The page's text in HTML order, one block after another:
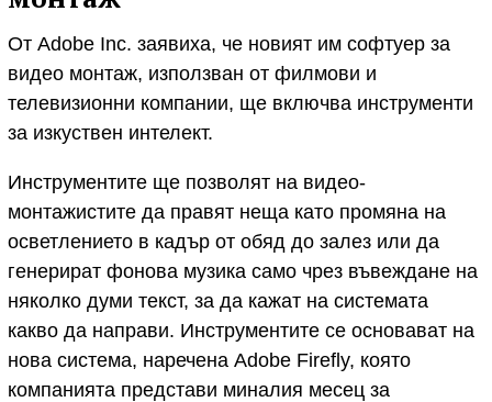
От Adobe Inc. заявиха, че новият им софтуер за
видео монтаж, използван от филмови и
телевизионни компании, ще включва инструменти
за изкуствен интелект.
Инструментите ще позволят на видео-
монтажистите да правят неща като промяна на
осветлението в кадър от обяд до залез или да
генерират фонова музика само чрез въвеждане на
няколко думи текст, за да кажат на системата
какво да направи. Инструментите се основават на
нова система, наречена Adobe Firefly, която
компанията представи миналия месец за